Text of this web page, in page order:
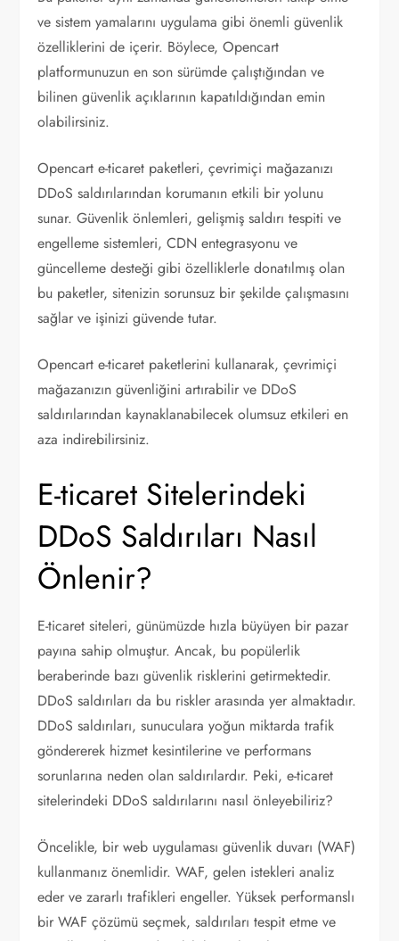
ve sistem yamalarını uygulama gibi önemli güvenlik
özelliklerini de içerir. Böylece, Opencart
platformunuzun en son sürümde çalıştığından ve
bilinen güvenlik açıklarının kapatıldığından emin
olabilirsiniz.
Opencart e-ticaret paketleri, çevrimiçi mağazanızı
DDoS saldırılarından korumanın etkili bir yolunu
sunar. Güvenlik önlemleri, gelişmiş saldırı tespiti ve
engelleme sistemleri, CDN entegrasyonu ve
güncelleme desteği gibi özelliklerle donatılmış olan
bu paketler, sitenizin sorunsuz bir şekilde çalışmasını
sağlar ve işinizi güvende tutar.
Opencart e-ticaret paketlerini kullanarak, çevrimiçi
mağazanızın güvenliğini artırabilir ve DDoS
saldırılarından kaynaklanabilecek olumsuz etkileri en
aza indirebilirsiniz.
E-ticaret Sitelerindeki
DDoS Saldırıları Nasıl
Önlenir?
E-ticaret siteleri, günümüzde hızla büyüyen bir pazar
payına sahip olmuştur. Ancak, bu popülerlik
beraberinde bazı güvenlik risklerini getirmektedir.
DDoS saldırıları da bu riskler arasında yer almaktadır.
DDoS saldırıları, sunuculara yoğun miktarda trafik
göndererek hizmet kesintilerine ve performans
sorunlarına neden olan saldırılardır. Peki, e-ticaret
sitelerindeki DDoS saldırılarını nasıl önleyebiliriz?
Öncelikle, bir web uygulaması güvenlik duvarı (WAF)
kullanmanız önemlidir. WAF, gelen istekleri analiz
eder ve zararlı trafikleri engeller. Yüksek performanslı
bir WAF çözümü seçmek, saldırıları tespit etme ve